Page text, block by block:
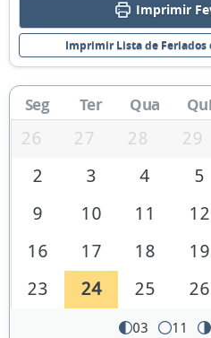
Imprimir
Imprimir Lista de Feriados
Seg Ter Qua Qui
26 27 28 29
2
3 4 5
9
10 11 12
16
17 18 19
23
24 25 26
03 11